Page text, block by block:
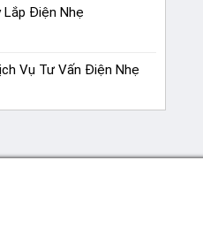
Lắp Điện Nhẹ
Vụ Tư Vấn Điện Nhẹ